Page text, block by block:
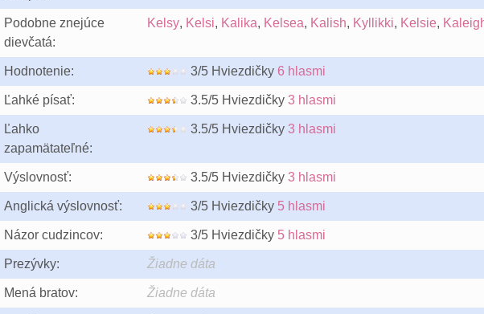
Podobne znejúce
dievčatá:
Kelsy, Kelsi, Kalika, Kelsea, Kalish, Kyllikki, Kelsie,
Hodnotenie: 3/5 Hviezdičky 6 hlasmi
Ľahké písať: 3.5/5 Hviezdičky 3 hlasmi
Ľahko
zapamätateľné:
3.5/5 Hviezdičky 3 hlasmi
Výslovnosť: 3.5/5 Hviezdičky 3 hlasmi
Anglická výslovnosť: 3/5 Hviezdičky 5 hlasmi
Názor cudzincov: 3/5 Hviezdičky 5 hlasmi
Prezývky: Žiadne dáta
Mená bratov: Žiadne dáta